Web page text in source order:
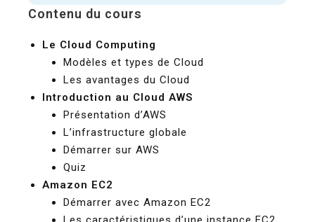
Contenu du cours
Le Cloud Computing
Modèles et types de Cloud
Les avantages du Cloud
Introduction au Cloud AWS
Présentation d’AWS
L’infrastructure globale
Démarrer sur AWS
Quiz
Amazon EC2
Démarrer avec Amazon EC2